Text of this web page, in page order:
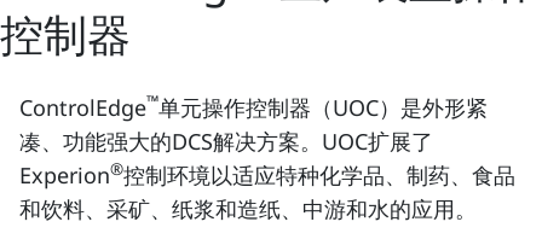
控制器
ControlEdge™单元操作控制器（UOC）是外形紧
凑、功能强大的DCS解决方案。UOC扩展了
Experion®控制环境以适应特种化学品、制药、食品
和饮料、采矿、纸浆和造纸、中游和水的应用。